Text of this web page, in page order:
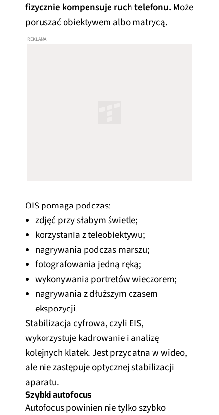
fizycznie kompensuje ruch telefonu. Może
poruszać obiektywem albo matrycą.
OIS pomaga podczas:
zdjęć przy słabym świetle;
korzystania z teleobiektywu;
nagrywania podczas marszu;
fotografowania jedną ręką;
wykonywania portretów wieczorem;
nagrywania z dłuższym czasem
ekspozycji.
Stabilizacja cyfrowa, czyli EIS,
wykorzystuje kadrowanie i analizę
kolejnych klatek. Jest przydatna w wideo,
ale nie zastępuje optycznej stabilizacji
aparatu.
Szybki autofocus
Autofocus powinien nie tylko szybko